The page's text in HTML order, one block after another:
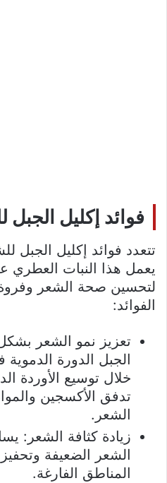
فوائد إكليل الجبل
تتعدد فوائد إكليل
يعمل هذا النبات
لتحسين صحة الشعر
الفوائد:
تعزيز نمو الشعر
الجبل الدورة
خلال توسيع الأوردة
تدفق الأكسجين
الشعر.
زيادة كثافة الشعر:
الشعر الضعيفة
المناطق الفارغة.